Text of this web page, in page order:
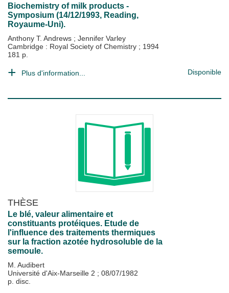
Biochemistry of milk products -
Symposium (14/12/1993, Reading,
Royaume-Uni).
Anthony T. Andrews ; Jennifer Varley
Cambridge : Royal Society of Chemistry ; 1994
181 p.
Plus d'information... Disponible
THÈSE
Le blé, valeur alimentaire et
constituants protéiques. Etude de
l'influence des traitements thermiques
sur la fraction azotée hydrosoluble de la
semoule.
M. Audibert
Université d'Aix-Marseille 2 ; 08/07/1982
p. disc.